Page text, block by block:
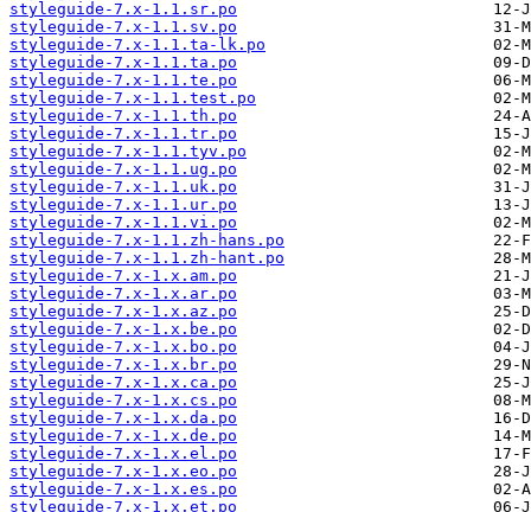
styleguide-7.x-1.1.sr.po
styleguide-7.x-1.1.sv.po
styleguide-7.x-1.1.ta-lk.po
styleguide-7.x-1.1.ta.po
styleguide-7.x-1.1.te.po
styleguide-7.x-1.1.test.po
styleguide-7.x-1.1.th.po
styleguide-7.x-1.1.tr.po
styleguide-7.x-1.1.tyv.po
styleguide-7.x-1.1.ug.po
styleguide-7.x-1.1.uk.po
styleguide-7.x-1.1.ur.po
styleguide-7.x-1.1.vi.po
styleguide-7.x-1.1.zh-hans.po
styleguide-7.x-1.1.zh-hant.po
styleguide-7.x-1.x.am.po
styleguide-7.x-1.x.ar.po
styleguide-7.x-1.x.az.po
styleguide-7.x-1.x.be.po
styleguide-7.x-1.x.bo.po
styleguide-7.x-1.x.br.po
styleguide-7.x-1.x.ca.po
styleguide-7.x-1.x.cs.po
styleguide-7.x-1.x.da.po
styleguide-7.x-1.x.de.po
styleguide-7.x-1.x.el.po
styleguide-7.x-1.x.eo.po
styleguide-7.x-1.x.es.po
styleguide-7.x-1.x.et.po